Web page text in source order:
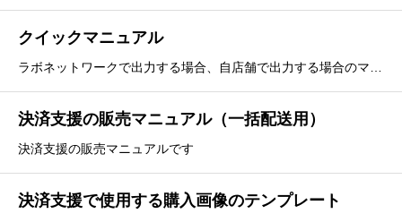
クイックマニュアル
決済支援の販売マニュアル（一括配送用）
決済支援の販売マニュアルです
決済支援で使用する購入画像のテンプレート